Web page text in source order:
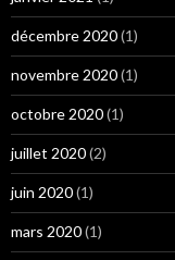
décembre 2020(1)
novembre 2020(1)
octobre 2020(1)
juillet 2020(2)
juin 2020(1)
mars 2020(1)